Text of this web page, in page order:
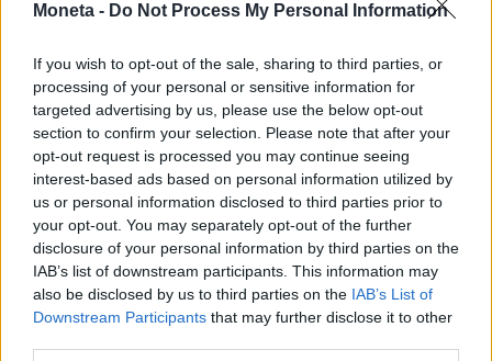
Moneta - Do Not Process My Personal Information
If you wish to opt-out of the sale, sharing to third parties, or
processing of your personal or sensitive information for
targeted advertising by us, please use the below opt-out
section to confirm your selection. Please note that after your
opt-out request is processed you may continue seeing
interest-based ads based on personal information utilized by
us or personal information disclosed to third parties prior to
your opt-out. You may separately opt-out of the further
disclosure of your personal information by third parties on the
IAB’s list of downstream participants. This information may
also be disclosed by us to third parties on the IAB’s List of
Downstream Participants that may further disclose it to other
rappresentano informazioni che, se non verificate
significativamente sul valore reale dell’auto e
sulla sicurezza dell’operazione.
Leggi anche:
Cosa rischia davvero chi compra un’auto
usata
© RIPRODUZIONE RISERVATA